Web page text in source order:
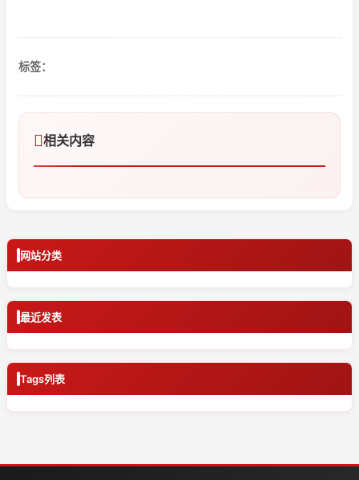
标签：
相关内容
网站分类
最近发表
Tags列表